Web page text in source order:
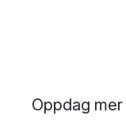
Oppdag mer